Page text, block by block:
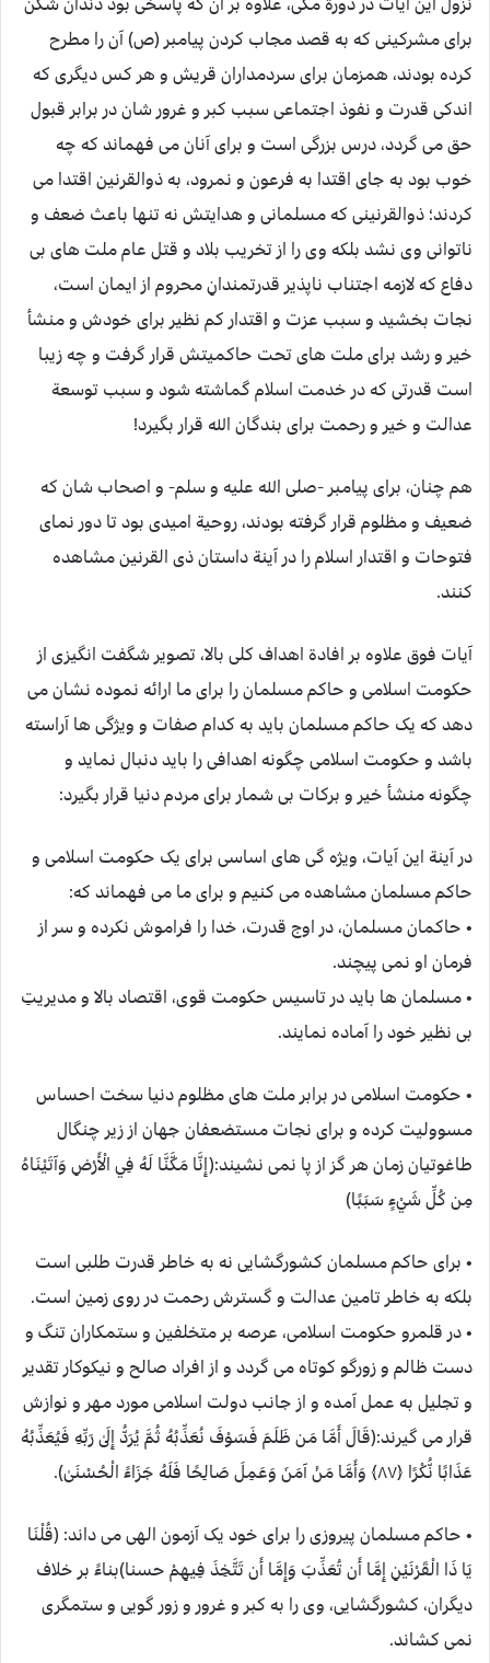
برای مشرکینی که به قصد مجاب کردن پیامبر (ص) آن را مطرح
کرده بودند، همزمان برای سردمداران قریش و هر کس دیگری که
اندکی قدرت و نفوذ اجتماعی سبب کبر و غرور شان در برابر قبول
حق می گردد، درس بزرگی است و برای آنان می فهماند که چه
خوب بود به جای اقتدا به فرعون و نمرود، به ذوالقرنین اقتدا می
کردند؛ ذوالقرنینی که مسلمانی و هدایتش نه تنها باعث ضعف و
ناتوانی وی نشد بلکه وی را از تخریب بلاد و قتل عام ملت های بی
دفاع که لازمه اجتناب ناپذیر قدرتمندانِ محروم از ایمان است،
نجات بخشید و سبب عزت و اقتدار کم نظیر برای خودش و منشأ
خیر و رشد برای ملت های تحت حاکمیتش قرار گرفت و چه زیبا
است قدرتی که در خدمت اسلام گماشته شود و سبب توسعة
عدالت و خیر و رحمت برای بندگان الله قرار بگیرد!
هم چنان، برای پیامبر -صلی الله علیه و سلم- و اصحاب شان که
ضعیف و مظلوم قرار گرفته بودند، روحیة امیدی بود تا دور نمای
فتوحات و اقتدار اسلام را در آینة داستان ذی القرنین مشاهده
کنند.
آیات فوق علاوه بر افادة اهداف کلی بالا، تصویر شگفت انگیزی از
حکومت اسلامی و حاکم مسلمان را برای ما ارائه نموده نشان می
دهد که یک حاکم مسلمان باید به کدام صفات و ویژگی ها آراسته
باشد و حکومت اسلامی چگونه اهدافی را باید دنبال نماید و
چگونه منشأ خیر و برکات بی شمار برای مردم دنیا قرار بگیرد:
در آینة این آیات، ویژه گی های اساسی برای یک حکومت اسلامی و
حاکم مسلمان مشاهده می کنیم و برای ما می فهماند که:
• حاکمان مسلمان، در اوج قدرت، خدا را فراموش نکرده و سر از
فرمان او نمی پیچند.
• مسلمان ها باید در تاسیس حکومت قوی، اقتصاد بالا و مدیریتِ
بی نظیر خود را آماده نمایند.
• حکومت اسلامی در برابر ملت های مظلوم دنیا سخت احساس
مسوولیت کرده و برای نجات مستضعفان جهان از زیر چنگال
طاغوتیان زمان هر گز از پا نمی نشیند:(إِنَّا مَكَّنَّا لَهُ فِي الْأَرْضِ وَآتَيْنَاهُ
مِن كُلِّ شَيْءٍ سَبَبًا)
• برای حاکم مسلمان کشورگشایی نه به خاطر قدرت طلبی است
بلکه به خاطر تامین عدالت و گسترش رحمت در روی زمین است.
• در قلمرو حکومت اسلامی، عرصه بر متخلفین و ستمکاران تنگ و
دست ظالم و زورگو کوتاه می گردد و از افراد صالح و نیکوکار تقدیر
و تجلیل به عمل آمده و از جانب دولت اسلامی مورد مهر و نوازش
قرار می گیرند:(قَالَ أَمَّا مَن ظَلَمَ فَسَوْفَ نُعَذِّبُهُ ثُمَّ يُرَدُّ إِلَىٰ رَبِّهِ فَيُعَذِّبُهُ
عَذَابًا نُّكْرًا ﴿٨٧﴾ وَأَمَّا مَنْ آمَنَ وَعَمِلَ صَالِحًا فَلَهُ جَزَاءً الْحُسْنَىٰ).
• حاکم مسلمان پیروزی را برای خود یک آزمون الهی می داند: (قُلْنَا
يَا ذَا الْقَرْنَيْنِ إِمَّا أَن تُعَذِّبَ وَإِمَّا أَن تَتَّخِذَ فِيهِمْ حسنا)بناءً بر خلاف
دیگران، کشورگشایی، وی را به کبر و غرور و زور گویی و ستمگری
نمی کشاند.